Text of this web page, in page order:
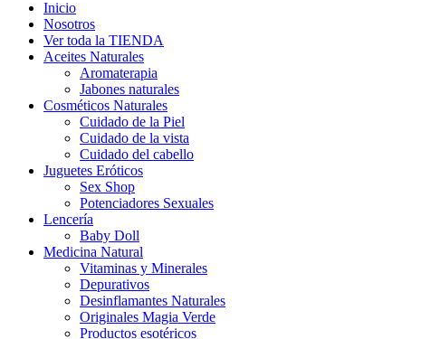
Inicio
Nosotros
Ver toda la TIENDA
Aceites Naturales
Aromaterapia
Jabones naturales
Cosméticos Naturales
Cuidado de la Piel
Cuidado de la vista
Cuidado del cabello
Juguetes Eróticos
Sex Shop
Potenciadores Sexuales
Lencería
Baby Doll
Medicina Natural
Vitaminas y Minerales
Depurativos
Desinflamantes Naturales
Originales Magia Verde
Productos esotéricos